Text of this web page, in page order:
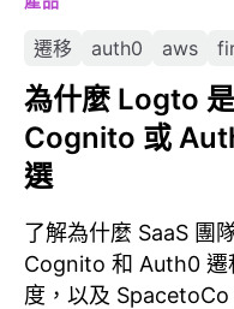
遷移 auth0 aws
為什麼 Logto
Cognito 或
選
了解為什麼 SaaS 團
Cognito 和 Auth0 遷
度，以及 SpacetoCo